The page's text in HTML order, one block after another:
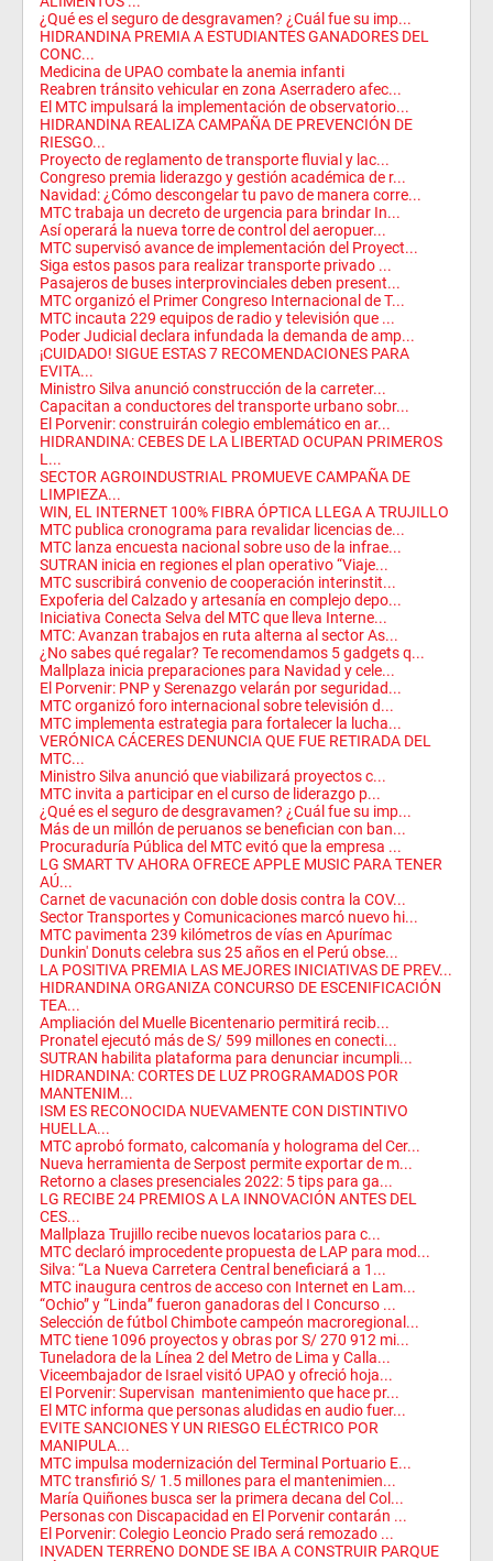
¿Qué es el seguro de desgravamen? ¿Cuál fue su imp...
HIDRANDINA PREMIA A ESTUDIANTES GANADORES DEL
CONC...
Medicina de UPAO combate la anemia infanti
Reabren tránsito vehicular en zona Aserradero afec...
El MTC impulsará la implementación de observatorio...
HIDRANDINA REALIZA CAMPAÑA DE PREVENCIÓN DE
RIESGO...
Proyecto de reglamento de transporte fluvial y lac...
Congreso premia liderazgo y gestión académica de r...
Navidad: ¿Cómo descongelar tu pavo de manera corre...
MTC trabaja un decreto de urgencia para brindar In...
Así operará la nueva torre de control del aeropuer...
MTC supervisó avance de implementación del Proyect...
Siga estos pasos para realizar transporte privado ...
Pasajeros de buses interprovinciales deben present...
MTC organizó el Primer Congreso Internacional de T...
MTC incauta 229 equipos de radio y televisión que ...
Poder Judicial declara infundada la demanda de amp...
¡CUIDADO! SIGUE ESTAS 7 RECOMENDACIONES PARA
EVITA...
Ministro Silva anunció construcción de la carreter...
Capacitan a conductores del transporte urbano sobr...
El Porvenir: construirán colegio emblemático en ar...
HIDRANDINA: CEBES DE LA LIBERTAD OCUPAN PRIMEROS
L...
SECTOR AGROINDUSTRIAL PROMUEVE CAMPAÑA DE
LIMPIEZA...
WIN, EL INTERNET 100% FIBRA ÓPTICA LLEGA A TRUJILLO
MTC publica cronograma para revalidar licencias de...
MTC lanza encuesta nacional sobre uso de la infrae...
SUTRAN inicia en regiones el plan operativo “Viaje...
MTC suscribirá convenio de cooperación interinstit...
Expoferia del Calzado y artesanía en complejo depo...
Iniciativa Conecta Selva del MTC que lleva Interne...
MTC: Avanzan trabajos en ruta alterna al sector As...
¿No sabes qué regalar? Te recomendamos 5 gadgets q...
Mallplaza inicia preparaciones para Navidad y cele...
El Porvenir: PNP y Serenazgo velarán por seguridad...
MTC organizó foro internacional sobre televisión d...
MTC implementa estrategia para fortalecer la lucha...
VERÓNICA CÁCERES DENUNCIA QUE FUE RETIRADA DEL
MTC...
Ministro Silva anunció que viabilizará proyectos c...
MTC invita a participar en el curso de liderazgo p...
¿Qué es el seguro de desgravamen? ¿Cuál fue su imp...
Más de un millón de peruanos se benefician con ban...
Procuraduría Pública del MTC evitó que la empresa ...
LG SMART TV AHORA OFRECE APPLE MUSIC PARA TENER
AÚ...
Carnet de vacunación con doble dosis contra la COV...
Sector Transportes y Comunicaciones marcó nuevo hi...
MTC pavimenta 239 kilómetros de vías en Apurímac
Dunkin' Donuts celebra sus 25 años en el Perú obse...
LA POSITIVA PREMIA LAS MEJORES INICIATIVAS DE PREV...
HIDRANDINA ORGANIZA CONCURSO DE ESCENIFICACIÓN
TEA...
Ampliación del Muelle Bicentenario permitirá recib...
Pronatel ejecutó más de S/ 599 millones en conecti...
SUTRAN habilita plataforma para denunciar incumpli...
HIDRANDINA: CORTES DE LUZ PROGRAMADOS POR
MANTENIM...
ISM ES RECONOCIDA NUEVAMENTE CON DISTINTIVO
HUELLA...
MTC aprobó formato, calcomanía y holograma del Cer...
Nueva herramienta de Serpost permite exportar de m...
Retorno a clases presenciales 2022: 5 tips para ga...
LG RECIBE 24 PREMIOS A LA INNOVACIÓN ANTES DEL
CES...
Mallplaza Trujillo recibe nuevos locatarios para c...
MTC declaró improcedente propuesta de LAP para mod...
Silva: “La Nueva Carretera Central beneficiará a 1...
MTC inaugura centros de acceso con Internet en Lam...
“Ochio” y “Linda” fueron ganadoras del I Concurso ...
Selección de fútbol Chimbote campeón macroregional...
MTC tiene 1096 proyectos y obras por S/ 270 912 mi...
Tuneladora de la Línea 2 del Metro de Lima y Calla...
Viceembajador de Israel visitó UPAO y ofreció hoja...
El Porvenir: Supervisan mantenimiento que hace pr...
El MTC informa que personas aludidas en audio fuer...
EVITE SANCIONES Y UN RIESGO ELÉCTRICO POR
MANIPULA...
MTC impulsa modernización del Terminal Portuario E...
MTC transfirió S/ 1.5 millones para el mantenimien...
María Quiñones busca ser la primera decana del Col...
Personas con Discapacidad en El Porvenir contarán ...
El Porvenir: Colegio Leoncio Prado será remozado ...
INVADEN TERRENO DONDE SE IBA A CONSTRUIR PARQUE